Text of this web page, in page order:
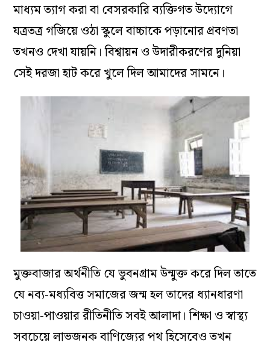
মাধ্যম ত্যাগ করা বা বেসরকারি ব্যক্তিগত উদ্যোগে
যত্রতত্র গজিয়ে ওঠা স্কুলে বাচ্চাকে পড়ানোর প্রবণতা
তখনও দেখা যায়নি। বিশ্বায়ন ও উদারীকরণের দুনিয়া
সেই দরজা হাট করে খুলে দিল আমাদের সামনে।
মুক্তবাজার অর্থনীতি যে ভুবনগ্রাম উন্মুক্ত করে দিল তাতে
যে নব্য-মধ্যবিত্ত সমাজের জন্ম হল তাদের ধ্যানধারণা
চাওয়া-পাওয়ার রীতিনীতি সবই আলাদা। শিক্ষা ও স্বাস্থ্য
সবচেয়ে লাভজনক বাণিজ্যের পথ হিসেবেও তখন